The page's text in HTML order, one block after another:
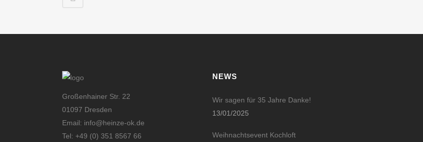
Großenhainer Str. 22
01097 Dresden
Email: info@heinze-ok.de
Tel: +49 (0) 351 8567 66
NEWS
Wir sagen für 35 Jahre Danke!
13/01/2025
Weihnachtsevent Kochloft